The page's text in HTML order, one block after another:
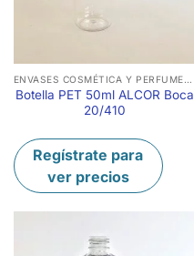
ENVASES COSMÉTICA Y PERFUMERÍA
Botella PET 50ml ALCOR Boca
20/410
Regístrate para
ver precios